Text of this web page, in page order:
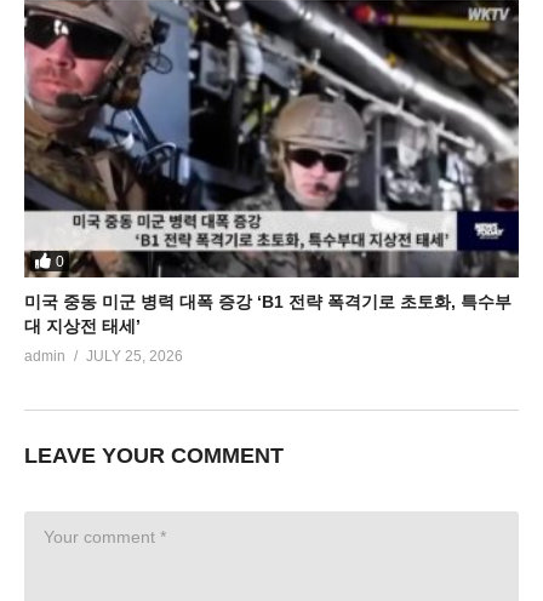
0
미국 중동 미군 병력 대폭 증강 ‘B1 전략 폭격기로 초토화, 특수부
대 지상전 태세’
admin JULY 25, 2026
LEAVE YOUR COMMENT